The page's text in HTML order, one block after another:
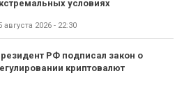
условиях
августа 2026 - 22:30
РФ подписал закон о
криптовалют